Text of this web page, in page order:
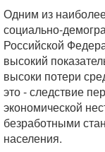
Одним из
социально-
Российской
высокий
высоки потери
это - следствие
экономической
безработными
населения.